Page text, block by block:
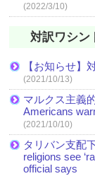
(2022/3/10)
対訳ワシン
【お知らせ】
(2021/10/13)
マルクス主義
Americans
(2021/10/10)
タリバン支配
religions see
official says